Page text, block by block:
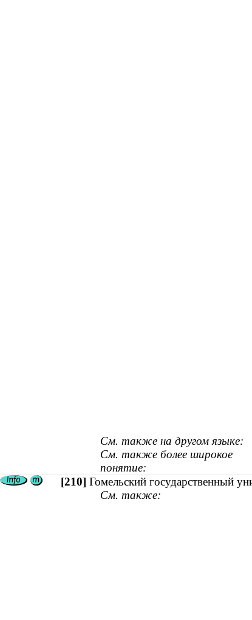
См. также на другом языке:
См. также более широкое
понятие:
[210] Гомельский государственный
См. также: